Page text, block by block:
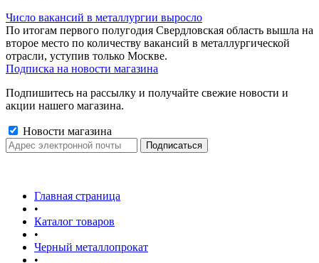
Число вакансий в металлургии выросло
По итогам первого полугодия Свердловская область вышла на
второе место по количеству вакансий в металлургической
отрасли, уступив только Москве.
Подписка на новости магазина
Подпишитесь на рассылку и получайте свежие новости и
акции нашего магазина.
Новости магазина
Главная страница
•
Каталог товаров
•
Черный металлопрокат
•